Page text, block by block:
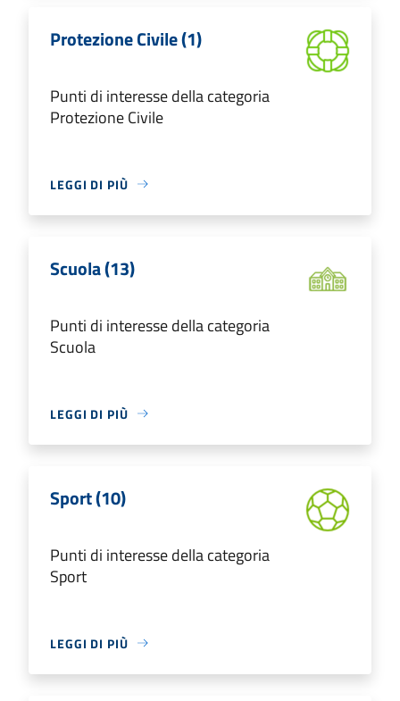
Protezione Civile (1)
Punti di interesse della categoria
Protezione Civile
LEGGI DI PIÙ
Scuola (13)
Punti di interesse della categoria
Scuola
LEGGI DI PIÙ
Sport (10)
Punti di interesse della categoria
Sport
LEGGI DI PIÙ